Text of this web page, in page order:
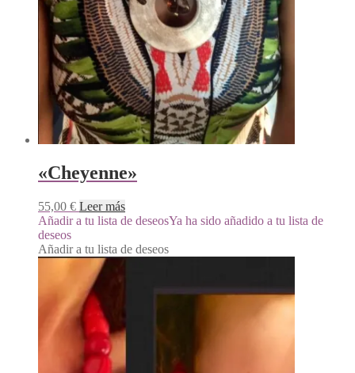
«Cheyenne»
55,00 € Leer más
Añadir a tu lista de deseosYa ha sido añadido a tu lista de
deseos
Añadir a tu lista de deseos